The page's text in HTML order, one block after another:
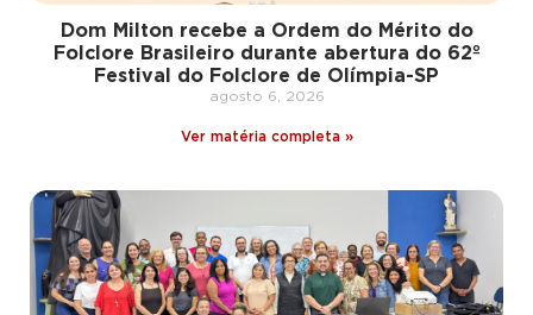
Dom Milton recebe a Ordem do Mérito do
Folclore Brasileiro durante abertura do 62º
Festival do Folclore de Olímpia-SP
agosto 6, 2026
Ver matéria completa »